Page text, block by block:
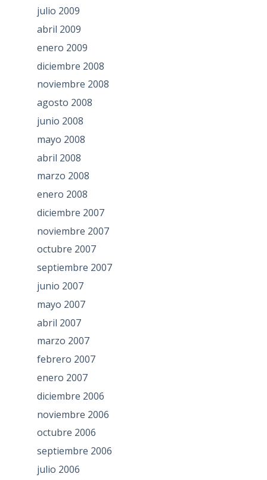
julio 2009
abril 2009
enero 2009
diciembre 2008
noviembre 2008
agosto 2008
junio 2008
mayo 2008
abril 2008
marzo 2008
enero 2008
diciembre 2007
noviembre 2007
octubre 2007
septiembre 2007
junio 2007
mayo 2007
abril 2007
marzo 2007
febrero 2007
enero 2007
diciembre 2006
noviembre 2006
octubre 2006
septiembre 2006
julio 2006